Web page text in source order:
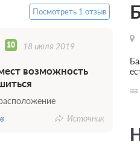
Посмотреть 1 отзыв
10 18 июля 2019
возможность
Источник